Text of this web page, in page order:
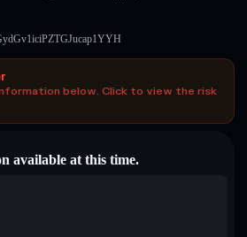
below. Click to view the risk
available at this time.